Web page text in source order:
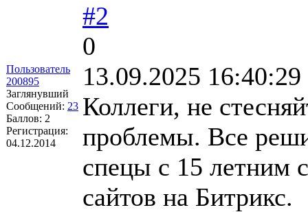
Пользователь
200895
Заглянувший
Сообщений: 23
Баллов: 2
Регистрация:
04.12.2014
#2
0
13.09.2025 16:40:29
Коллеги, не
проблемы. Все
спецы с 15 летним
сайтов на Битрикс.